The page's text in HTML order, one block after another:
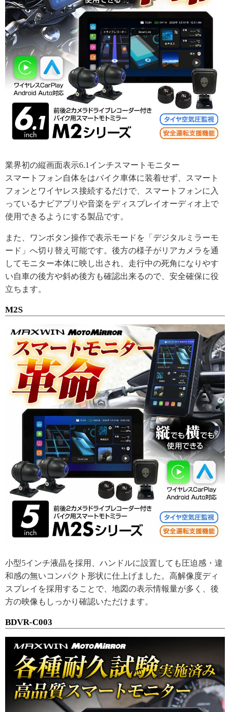
業界初の縦画面表示6.1インチスマートモニター
スマートフォン自体をはバイク車体に装着せず、スマート
フォンとワイヤレス接続するだけで、スマートフォンに入
っているナビアプリや音楽をディスプレイオーディオ上で
使用できるようにする製品です。
また、ワンボタン操作で表示モードを「デジタルミラーモ
ード」へ切り替え可能です。後方の様子がリアカメラを通
してモニター本体に映し出され、走行中の死角になりやす
い自車の後方や斜め後方も確認出来るので、安全確保に役
立ちます。
M2S
小型5インチ液晶を採用、ハンドルに設置しても圧迫感・違
和感の無いコンパクト形状に仕上げました。高解像度ディ
スプレイを採用することで、地図の表示情報量が多く、後
方の映像もしっかり確認いただけます。
BDVR-C003